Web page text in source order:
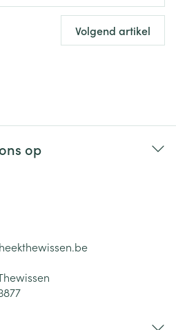
Volgend artikel
op